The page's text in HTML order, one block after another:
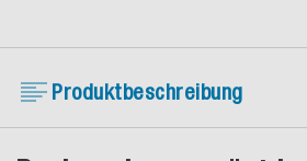
Produktbeschreibung